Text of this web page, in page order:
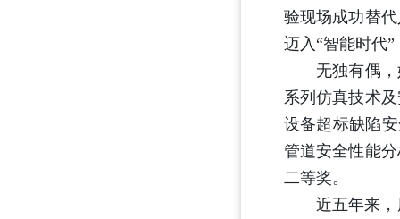
验现场成功替
迈入“智能时代
无独有偶，她
系列仿真技术
设备超标缺陷
管道安全性能
二等奖。
近五年来，唐